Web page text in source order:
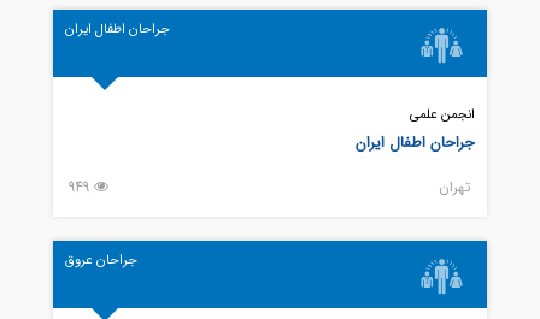
جراحان اطفال ایران
انجمن علمی
جراحان اطفال ایران
تهران 949
جراحان عروق